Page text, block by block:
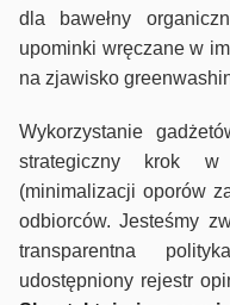
dla bawełny
upominki wręczane w
na zjawisko
Wykorzystanie
strategiczny krok w
(minimalizacji oporów
odbiorców. Jesteśmy
transparentna
udostępniony rejestr